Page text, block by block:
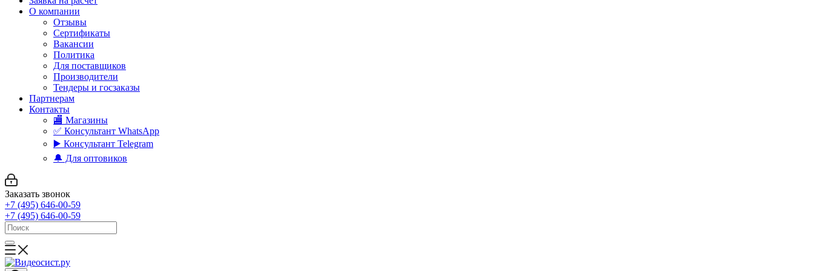
О компании
Отзывы
Сертификаты
Вакансии
Политика
Для поставщиков
Производители
Тендеры и госзаказы
Партнерам
Контакты
🏬 Магазины
✅️ Консультант WhatsApp
▶️ Консультант Telegram
🔔 Для оптовиков
Заказать звонок
+7 (495) 646-00-59
+7 (495) 646-00-59